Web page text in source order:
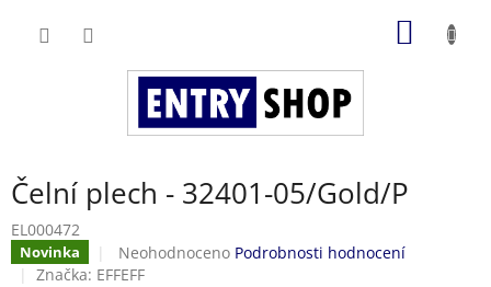
Čelní plech - 32401-05/Gold/P
EL000472
Novinka
Průměrné
hodnocení
Neohodnoceno Podrobnosti hodnocení
Značka: EFFEFF